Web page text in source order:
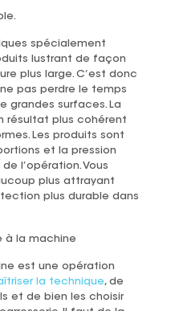
spécialement
lustrant de façon
plus large. C’est donc
pas perdre le temps
grandes surfaces. La
résultat plus cohérent
Les produits sont
et la pression
l’opération. Vous
plus attrayant
plus durable dans
à la machine
est une opération
la technique, de
et de bien les choisir